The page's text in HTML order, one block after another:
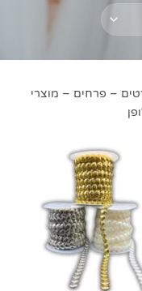
– פרחים – מוצרי